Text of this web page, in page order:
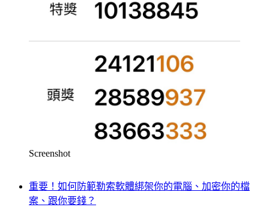
Screenshot
重要！如何防範勒索軟體綁架你的電腦、加密你的檔
案、跟你要錢？